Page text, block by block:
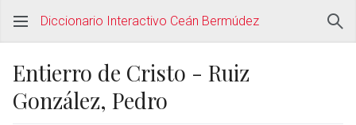
Diccionario Interactivo Ceán Bermúdez
Entierro de Cristo - Ruiz
González, Pedro